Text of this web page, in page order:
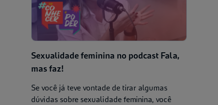
Sexualidade feminina no podcast Fala,
mas faz!
Se você já teve vontade de tirar algumas
dúvidas sobre sexualidade feminina, você